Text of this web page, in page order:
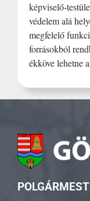
képviselő-
védelem alá
megfelelő
forrásokból
ékköve lehetne